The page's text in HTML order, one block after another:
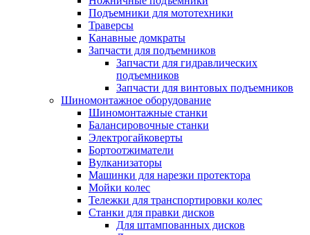
Подъемники для мототехники
Траверсы
Канавные домкраты
Запчасти для подъемников
Запчасти для гидравлических
подъемников
Запчасти для винтовых подъемников
Шиномонтажное оборудование
Шиномонтажные станки
Балансировочные станки
Электрогайковерты
Бортоотжиматели
Вулканизаторы
Машинки для нарезки протектора
Мойки колес
Тележки для транспортировки колес
Станки для правки дисков
Для штампованных дисков